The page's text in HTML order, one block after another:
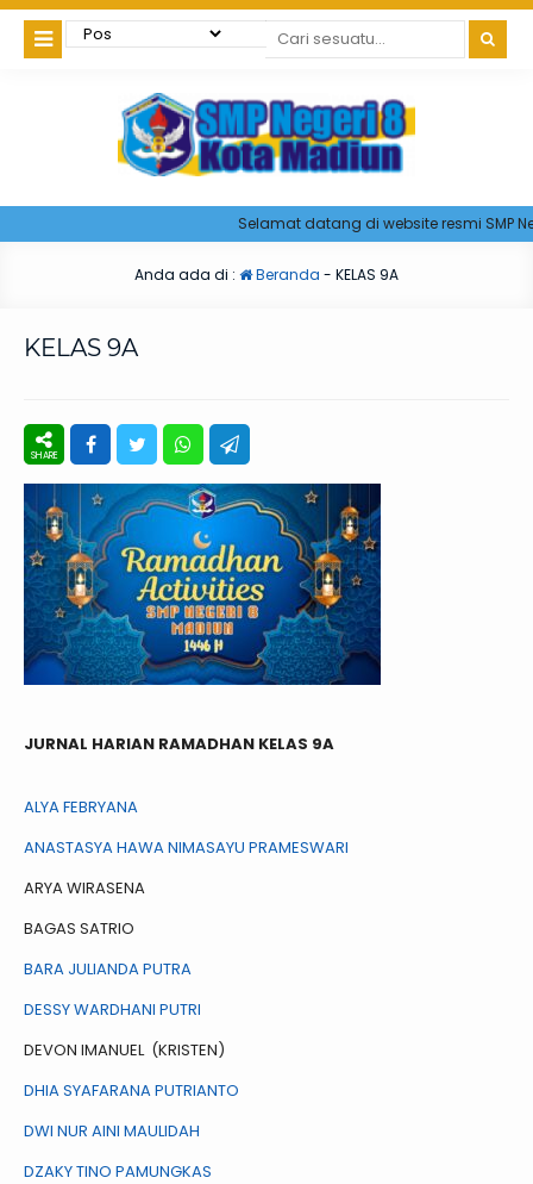
Selamat datang di website resmi SMP
Anda ada di : Beranda - KELAS 9A
KELAS 9A
JURNAL HARIAN RAMADHAN KELAS 9A
ALYA FEBRYANA
ANASTASYA HAWA NIMASAYU PRAMESWARI
ARYA WIRASENA
BAGAS SATRIO
BARA JULIANDA PUTRA
DESSY WARDHANI PUTRI
DEVON IMANUEL (KRISTEN)
DHIA SYAFARANA PUTRIANTO
DWI NUR AINI MAULIDAH
DZAKY TINO PAMUNGKAS